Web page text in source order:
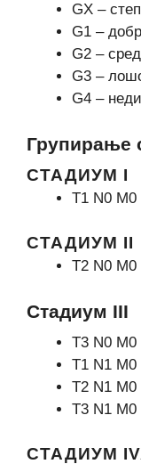
GX –
G1 –
G2 –
G3 –
G4 –
Групирање
СТАДИУМ I
Т1 N0 М0
СТАДИУМ II
Т2 N0 М0
Стадиум III
Т3 N0 М0
Т1 N1 М0
Т2 N1 М0
Т3 N1 М0
СТАДИУМ